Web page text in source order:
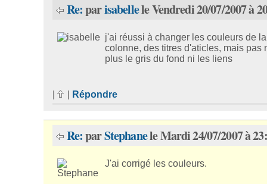
Re:parisabellele Vendredi 20/07/2007 à
j'ai réussi à changer les couleurs de
colonne, des titres d'aticles, mais pas
plus le gris du fond ni les liens
| Répondre
Re:parStephanele Mardi 24/07/2007 à
J'ai corrigé les couleurs.